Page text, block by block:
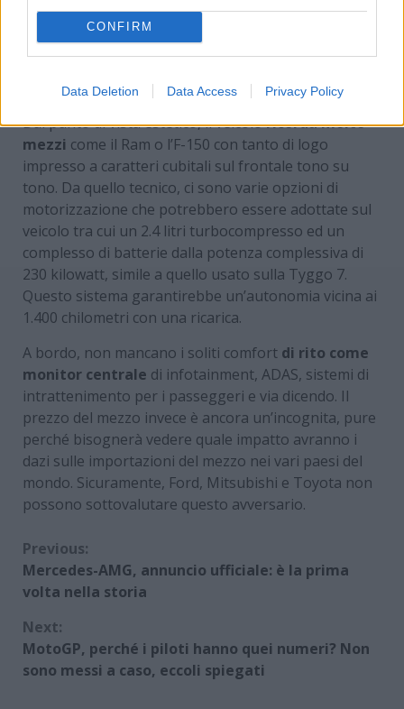
CONFIRM
Data Deletion Data Access Privacy Policy
Chery Himla: le info (Chery Malasya) –
www.MotoriNews24.com
Dal punto di vista estetico, il veicoloricorda molto
mezzi come il Ram o l’F-150 con tanto di logo
impresso a caratteri cubitali sul frontale tono su
tono. Da quello tecnico, ci sono varie opzioni di
motorizzazione che potrebbero essere adottate sul
veicolo tra cui un 2.4 litri turbocompresso ed un
complesso di batterie dalla potenza complessiva di
230 kilowatt, simile a quello usato sulla Tyggo 7.
Questo sistema garantirebbe un’autonomia vicina ai
1.400 chilometri con una ricarica.
A bordo, non mancano i soliti comfort di rito come
monitor centrale di infotainment, ADAS, sistemi di
intrattenimento per i passeggeri e via dicendo. Il
prezzo del mezzo invece è ancora un’incognita, pure
perché bisognerà vedere quale impatto avranno i
dazi sulle importazioni del mezzo nei vari paesi del
mondo. Sicuramente, Ford, Mitsubishi e Toyota non
possono sottovalutare questo avversario.
Continue
Reading
Previous:
Mercedes-AMG, annuncio ufficiale: è la prima
volta nella storia
Next:
MotoGP, perché i piloti hanno quei numeri? Non
sono messi a caso, eccoli spiegati